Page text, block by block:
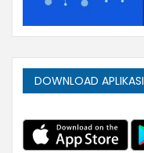
DOWNLOAD APLIKASI